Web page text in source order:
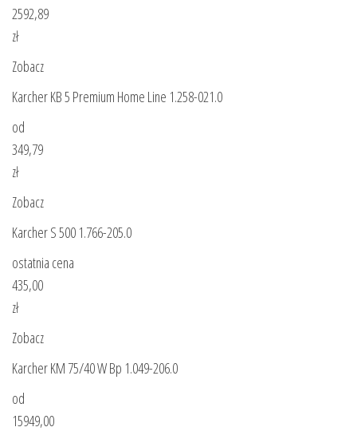
2592,89
zł
Zobacz
Karcher KB 5 Premium Home Line 1.258-021.0
od
349,79
zł
Zobacz
Karcher S 500 1.766-205.0
ostatnia cena
435,00
zł
Zobacz
Karcher KM 75/40 W Bp 1.049-206.0
od
15949,00